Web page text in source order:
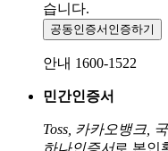
습니다.
공동인증서 인증하기
안내 1600-1522
민간인증서
Toss, 카카오뱅크,